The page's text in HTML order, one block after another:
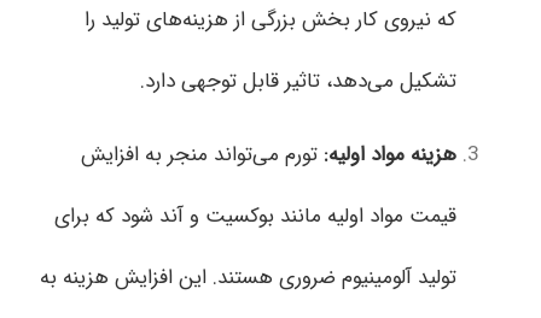
که نیروی کار بخش بزرگی از هزینه‌های تولید را
تشکیل می‌دهد، تاثیر قابل توجهی دارد.
هزینه مواد اولیه: تورم می‌تواند منجر به افزایش
قیمت مواد اولیه مانند بوکسیت و آند شود که برای
تولید آلومینیوم ضروری هستند. این افزایش هزینه به